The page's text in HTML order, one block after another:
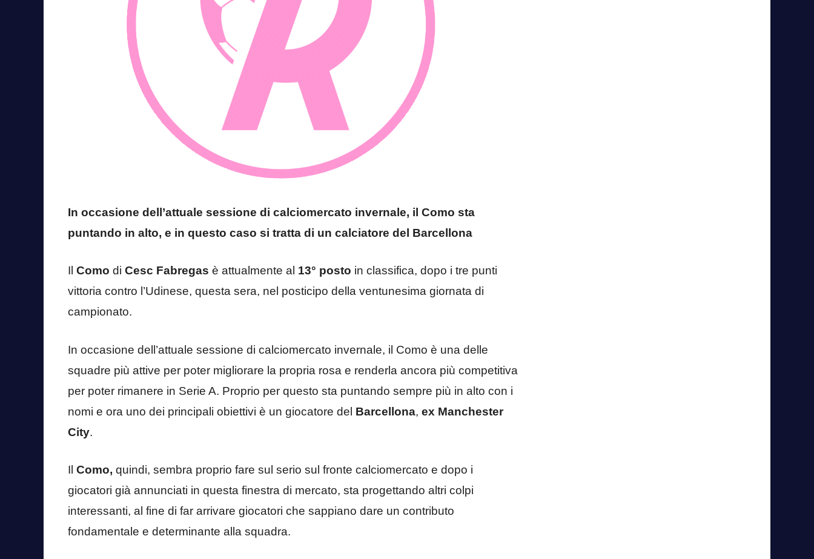
In occasione dell’attuale sessione di calciomercato invernale, il Como sta
puntando in alto, e in questo caso si tratta di un calciatore del Barcellona
Il Como di Cesc Fabregas è attualmente al 13° posto in classifica, dopo i tre punti
vittoria contro l’Udinese, questa sera, nel posticipo della ventunesima giornata di
campionato.
In occasione dell’attuale sessione di calciomercato invernale, il Como è una delle
squadre più attive per poter migliorare la propria rosa e renderla ancora più competitiva
per poter rimanere in Serie A. Proprio per questo sta puntando sempre più in alto con i
nomi e ora uno dei principali obiettivi è un giocatore del Barcellona, ex Manchester
City.
Il Como, quindi, sembra proprio fare sul serio sul fronte calciomercato e dopo i
giocatori già annunciati in questa finestra di mercato, sta progettando altri colpi
interessanti, al fine di far arrivare giocatori che sappiano dare un contributo
fondamentale e determinante alla squadra.